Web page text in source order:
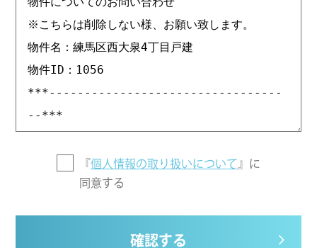
『個人情報の取り扱いについて 』に
同意する
確認する